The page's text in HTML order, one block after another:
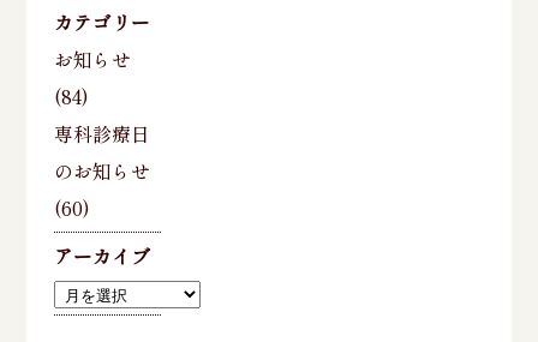
カテゴリー
お知らせ
(84)
専科診療日
のお知らせ
(60)
アーカイブ
ア